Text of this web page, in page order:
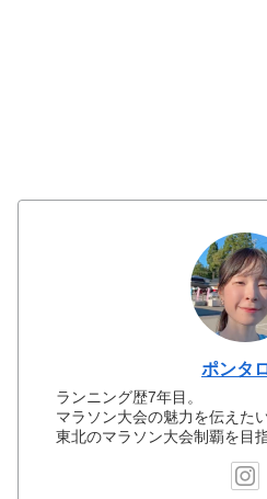
ポンタ
ランニング歴7年目。
マラソン大会の魅力を伝えた
東北のマラソン大会制覇を目